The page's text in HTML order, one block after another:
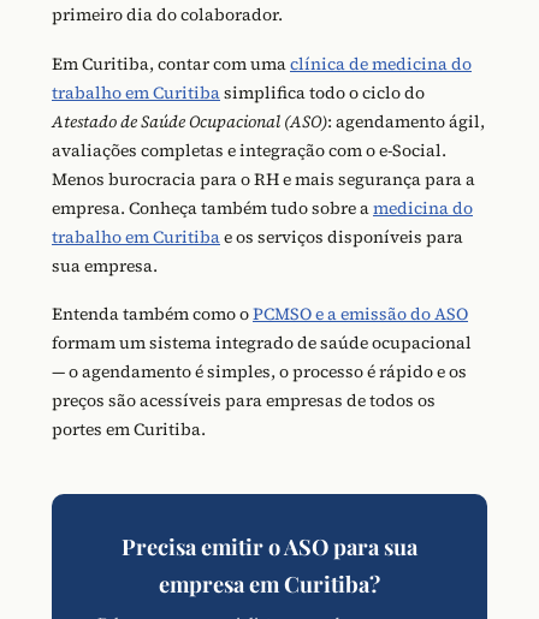
primeiro dia do colaborador.
Em Curitiba, contar com umaclínica de medicina do
trabalho em Curitibasimplifica todo o ciclo do
Atestado de Saúde Ocupacional (ASO): agendamento ágil,
avaliações completas e integração com o e-Social.
Menos burocracia para o RH e mais segurança para a
empresa. Conheça também tudo sobre amedicina do
trabalho em Curitibae os serviços disponíveis para
sua empresa.
Entenda também como oPCMSO e a emissão do ASO
formam um sistema integrado de saúde ocupacional
— o agendamento é simples, o processo é rápido e os
preços são acessíveis para empresas de todos os
portes em Curitiba.
Precisa emitir o ASO para sua
empresa em Curitiba?